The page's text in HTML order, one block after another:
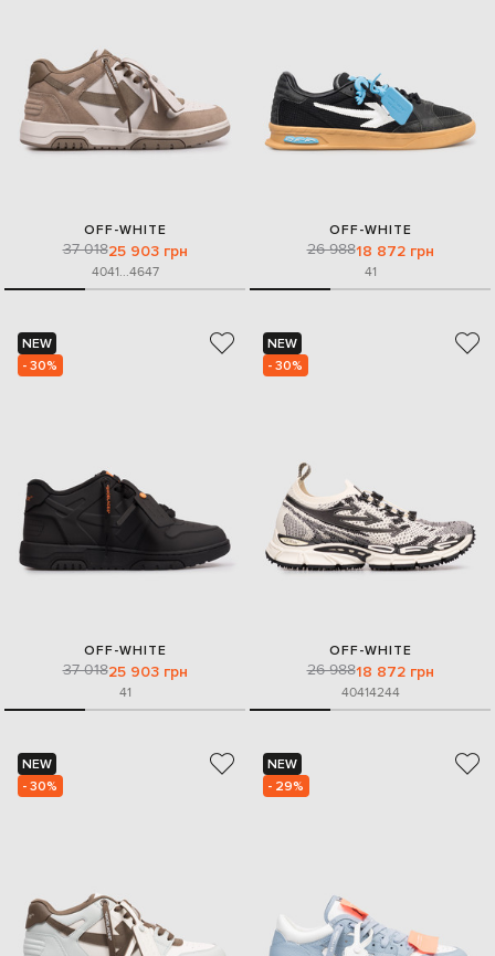
OFF-WHITE
37 01825 903 грн
4041...4647
OFF-WHITE
26 98818 872 грн
41
NEW
- 30%
OFF-WHITE
37 01825 903 грн
41
NEW
- 30%
OFF-WHITE
26 98818 872 грн
40414244
NEW
- 30%
NEW
- 29%